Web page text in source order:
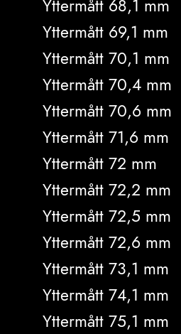
Yttermått 68,1 mm
Yttermått 69,1 mm
Yttermått 70,1 mm
Yttermått 70,4 mm
Yttermått 70,6 mm
Yttermått 71,6 mm
Yttermått 72 mm
Yttermått 72,2 mm
Yttermått 72,5 mm
Yttermått 72,6 mm
Yttermått 73,1 mm
Yttermått 74,1 mm
Yttermått 75,1 mm